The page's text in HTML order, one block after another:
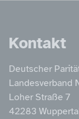
Kontakt
Deutscher
Landesverband
Loher Straße 7
42283